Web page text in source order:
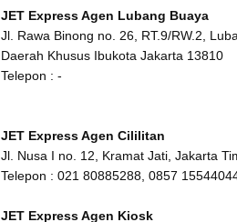
JET Express Agen Lubang Buaya
Jl. Rawa Binong no. 26, RT.9/RW.2,
Daerah Khusus Ibukota Jakarta 13810
Telepon : -
JET Express Agen Cililitan
Jl. Nusa I no. 12, Kramat Jati, Jakarta
Telepon : 021 80885288, 0857
JET Express Agen Kiosk